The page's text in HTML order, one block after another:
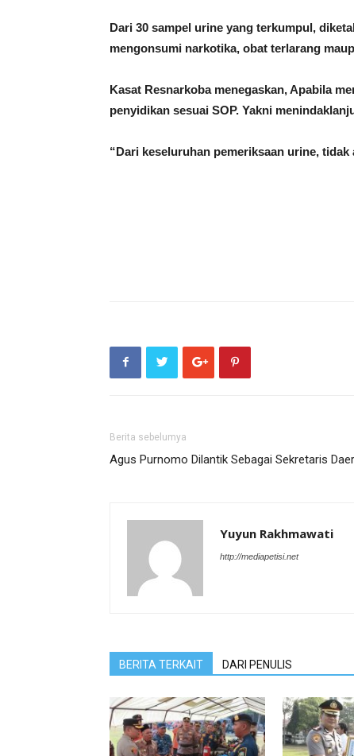
Dari 30 sampel urine yang terkumpul,
mengonsumi narkotika, obat terlarang
Kasat Resnarkoba menegaskan, Apabila
penyidikan sesuai SOP. Yakni
“Dari keseluruhan pemeriksaan urine,
Berita sebelumya
Agus Purnomo Dilantik Sebagai Sekretaris
Yuyun Rakhmawati
http://mediapetisi.net
BERITA TERKAIT DARI PENULIS